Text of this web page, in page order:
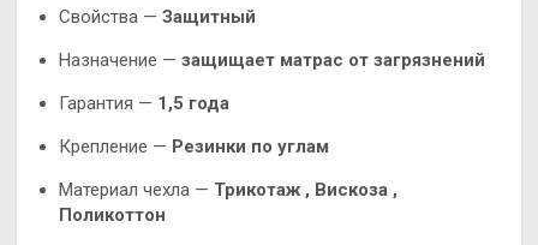
Свойства — Защитный
Назначение — защищает матрас от загрязнений
Гарантия — 1,5 года
Крепление — Резинки по углам
Материал чехла — Трикотаж , Вискоза ,
Поликоттон